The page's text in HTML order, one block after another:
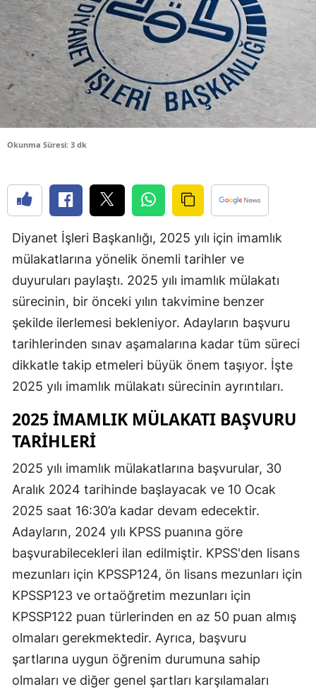
Burdur
Bursa
Çanakkale
Çankırı
Çorum
Diyarbakır
Edirne
Elazığ
Erzurum
Eskişehir
Gaziantep
Giresun
Gümüşhane
Hatay
İstanbul
Kars
Okunma Süresi: 3 dk
Diyanet İşleri Başkanlığı, 2025 yılı için imamlık
mülakatlarına yönelik önemli tarihler ve
duyuruları paylaştı. 2025 yılı imamlık mülakatı
sürecinin, bir önceki yılın takvimine benzer
şekilde ilerlemesi bekleniyor. Adayların başvuru
tarihlerinden sınav aşamalarına kadar tüm süreci
dikkatle takip etmeleri büyük önem taşıyor. İşte
2025 yılı imamlık mülakatı sürecinin ayrıntıları.
2025 İMAMLIK MÜLAKATI BAŞVURU
TARIHLERI
2025 yılı imamlık mülakatlarına başvurular, 30
Aralık 2024 tarihinde başlayacak ve 10 Ocak
2025 saat 16:30’a kadar devam edecektir.
Adayların, 2024 yılı KPSS puanına göre
başvurabilecekleri ilan edilmiştir. KPSS'den lisans
mezunları için KPSSP124, ön lisans mezunları için
KPSSP123 ve ortaöğretim mezunları için
KPSSP122 puan türlerinden en az 50 puan almış
olmaları gerekmektedir. Ayrıca, başvuru
şartlarına uygun öğrenim durumuna sahip
olmaları ve diğer genel şartları karşılamaları